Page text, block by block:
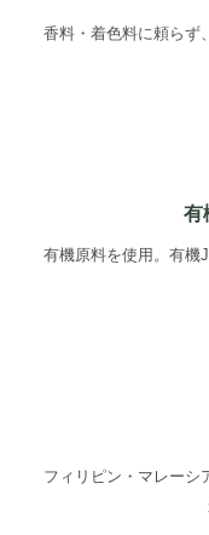
香料・着色料に頼らず
有
有機原料を使用。有機
フィリピン・マレーシ